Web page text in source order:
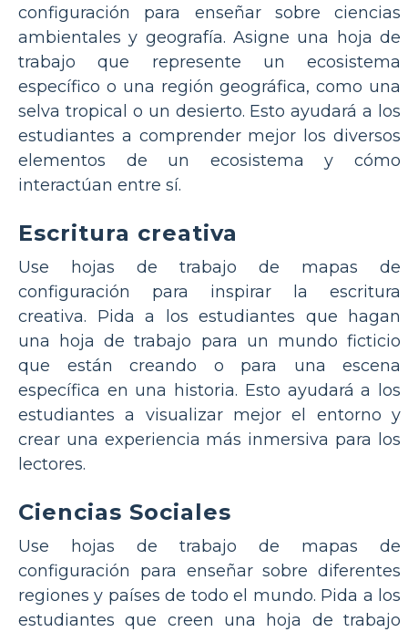
configuración para enseñar sobre ciencias
ambientales y geografía. Asigne una hoja de
trabajo que represente un ecosistema
específico o una región geográfica, como una
selva tropical o un desierto. Esto ayudará a los
estudiantes a comprender mejor los diversos
elementos de un ecosistema y cómo
interactúan entre sí.
Escritura creativa
Use hojas de trabajo de mapas de
configuración para inspirar la escritura
creativa. Pida a los estudiantes que hagan
una hoja de trabajo para un mundo ficticio
que están creando o para una escena
específica en una historia. Esto ayudará a los
estudiantes a visualizar mejor el entorno y
crear una experiencia más inmersiva para los
lectores.
Ciencias Sociales
Use hojas de trabajo de mapas de
configuración para enseñar sobre diferentes
regiones y países de todo el mundo. Pida a los
estudiantes que creen una hoja de trabajo